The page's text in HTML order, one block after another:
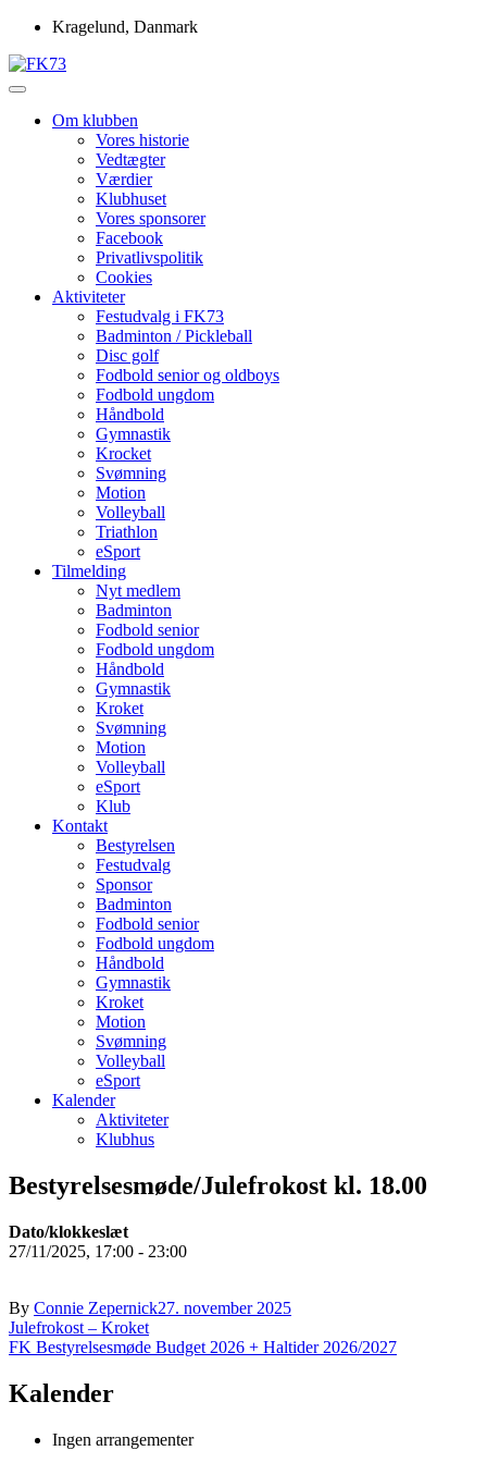
Skip
content
Kragelund, Danmark
FK73
Om klubben
Vores historie
Vedtægter
Værdier
Klubhuset
Vores sponsorer
Facebook
Privatlivspolitik
Cookies
Aktiviteter
Festudvalg i FK73
Badminton / Pickleball
Disc golf
Fodbold senior og oldboys
Fodbold ungdom
Håndbold
Gymnastik
Krocket
Svømning
Motion
Volleyball
Triathlon
eSport
Tilmelding
Nyt medlem
Badminton
Fodbold senior
Fodbold ungdom
Håndbold
Gymnastik
Kroket
Svømning
Motion
Volleyball
eSport
Klub
Kontakt
Bestyrelsen
Festudvalg
Sponsor
Badminton
Fodbold senior
Fodbold ungdom
Håndbold
Gymnastik
Kroket
Motion
Svømning
Volleyball
eSport
Kalender
Aktiviteter
Klubhus
Bestyrelsesmøde/Julefrokost kl. 18.00
Dato/klokkeslæt
27/11/2025, 17:00 - 23:00
By Connie Zepernick27. november 2025
Indlægsnavigation
Julefrokost – Kroket
FK Bestyrelsesmøde Budget 2026 + Haltider 2026/2027
Kalender
Ingen arrangementer